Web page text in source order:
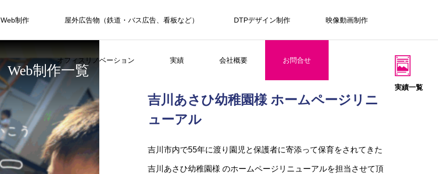
Web制作 屋外広告物（鉄道・バス広告、看板など） DTPデザイン制作 映像動画制作
オフィスリノベーション 実績 会社概要 お問合せ
Web制作一覧
吉川あさひ幼稚園様 ホームページリニ
ューアル
吉川市内で55年に渡り園児と保護者に寄添って保育をされてきた
吉川あさひ幼稚園様 のホームページリニューアルを担当させて頂
実績一覧